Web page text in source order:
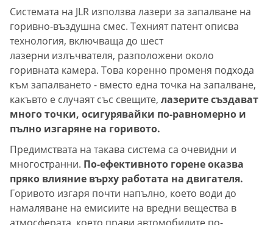
Системата на JLR използва лазери за запалване на
горивно-въздушна смес. Техният патент описва
технология, включваща до шест
лазерни излъчвателя, разположени около
горивната камера. Това коренно променя подхода
към запалването - вместо една точка на запалване,
какъвто е случаят със свещите, лазерите създават
много точки, осигурявайки по-равномерно и
пълно изгаряне на горивото.
Предимствата на такава система са очевидни и
многостранни. По-ефективното горене оказва
пряко влияние върху работата на двигателя.
Горивото изгаря почти напълно, което води до
намаляване на емисиите на вредни вещества в